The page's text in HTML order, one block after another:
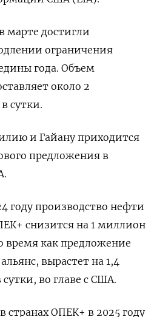
марте достигли
ограничения
года. Объем
около 2
сутки.
и Гайану приходится
предложения в
году производство нефти
снизится на 1 миллион
время как предложение
вырастет на 1,4
во главе с США.
странах ОПЕК+ в 2025 году